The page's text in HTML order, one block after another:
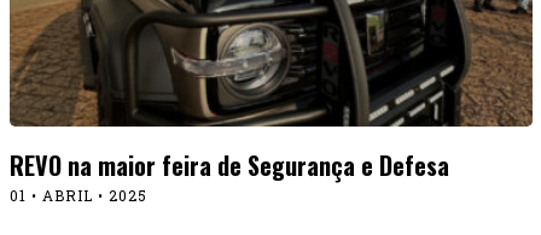
REVO na maior feira de Segurança e Defesa
01 • ABRIL • 2025